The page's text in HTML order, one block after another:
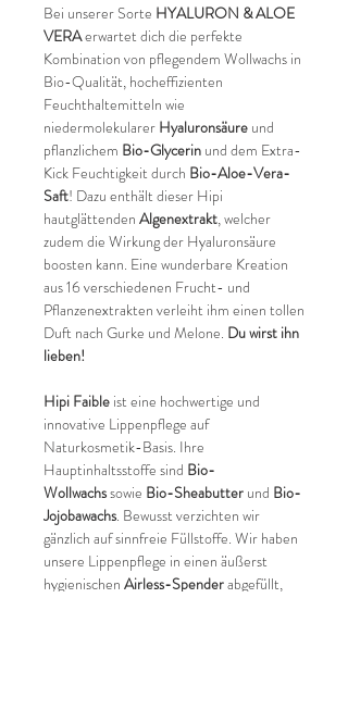
Bei unserer Sorte HYALURON & ALOE
VERAerwartet dich die perfekte
Kombination von pflegendem Wollwachs in
Bio-Qualität, hocheffizienten
Feuchthaltemitteln wie
niedermolekularer Hyaluronsäure und
pflanzlichem Bio-Glycerin und dem Extra-
Kick Feuchtigkeit durch Bio-Aloe-Vera-
Saft! Dazu enthält dieser Hipi
hautglättenden Algenextrakt, welcher
zudem die Wirkung der Hyaluronsäure
boosten kann. Eine wunderbare Kreation
aus 16 verschiedenen Frucht- und
Pflanzenextrakten verleiht ihm einen tollen
Duft nach Gurke und Melone. Du wirst ihn
lieben!
Hipi Faible ist eine hochwertige und
innovative Lippenpflege auf
Naturkosmetik-Basis. Ihre
Hauptinhaltsstoffe sind Bio-
Wollwachssowie Bio-Sheabutter und Bio-
Jojobawachs. Bewusst verzichten wir
gänzlich auf sinnfreie Füllstoffe. Wir haben
unsere Lippenpflege in einen äußerst
hygienischen Airless-Spenderabgefüllt,